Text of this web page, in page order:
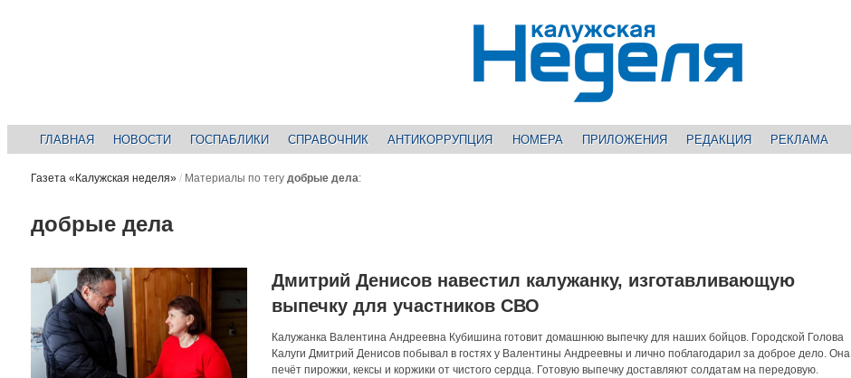
ГЛАВНАЯ НОВОСТИ ГОСПАБЛИКИ СПРАВОЧНИК АНТИКОРРУПЦИЯ НОМЕРА ПРИЛОЖЕНИЯ РЕДАКЦИЯ РЕКЛАМА
Газета «Калужская неделя» / Материалы по тегу добрые дела:
добрые дела
Дмитрий Денисов навестил калужанку, изготавливающую
выпечку для участников СВО
Калужанка Валентина Андреевна Кубишина готовит домашнюю выпечку для наших бойцов. Городской Голова
Калуги Дмитрий Денисов побывал в гостях у Валентины Андреевны и лично поблагодарил за доброе дело. Она
печёт пирожки, кексы и коржики от чистого сердца. Готовую выпечку доставляют солдатам на передовую.